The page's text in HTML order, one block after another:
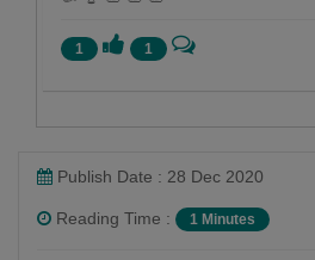
1 1
shital ruparelia
Publish Date : 28 Dec 2020
Reading Time : 1 Minutes